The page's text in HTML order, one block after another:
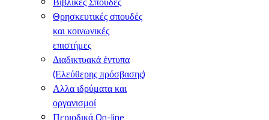
Θρησκευτικές σπουδές
και κοινωνικές
επιστήμες
Διαδικτυακά έντυπα
(Ελεύθερης πρόσβασης)
Αλλα ιδρύματα και
οργανισμοί
Περιοδικά On-line